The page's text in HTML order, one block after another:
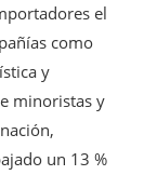
el
como
y
minoristas y
un 13 %